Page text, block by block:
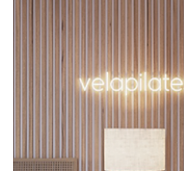
Vela Pilates bringt Boutique
Pilates Studio nach
Ein neues Kapitel für Pilates-Enthusiasten